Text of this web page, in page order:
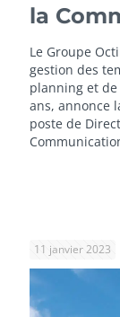
la
Le Groupe
gestion des
planning et
ans, annonce
poste de
11 janvier 2023